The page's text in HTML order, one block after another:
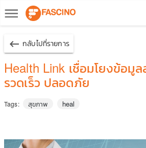
dehaze
keyboard_backspace กลับไปที่รายการ
Health Link เชื่อมโยงข้อมู
รวดเร็ว ปลอดภัย
Tags: สุขภาพ heal